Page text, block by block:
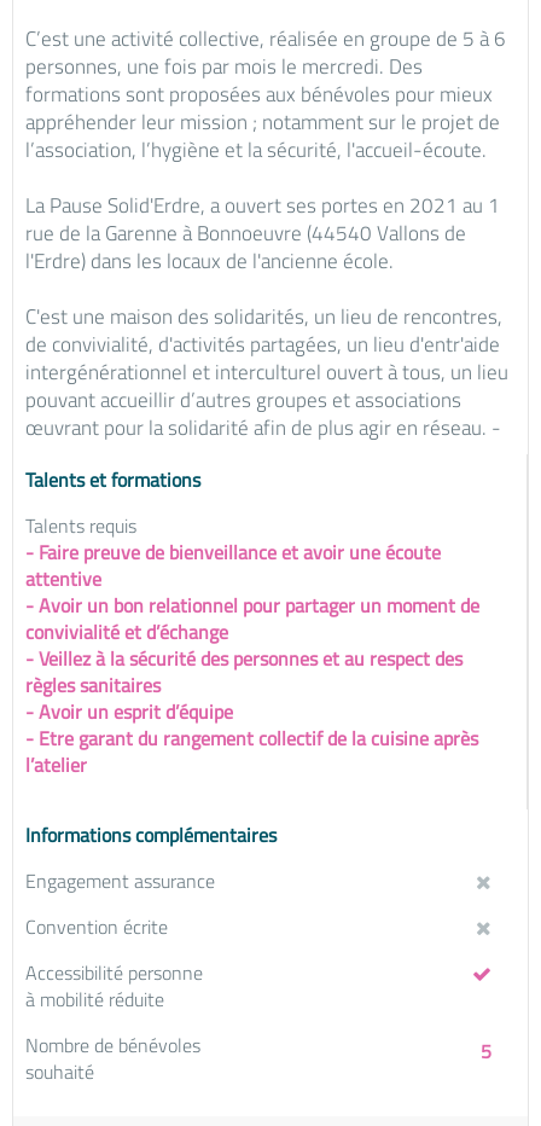
C’est une activité collective, réalisée en groupe de 5 à 6
personnes, une fois par mois le mercredi. Des
formations sont proposées aux bénévoles pour mieux
appréhender leur mission ; notamment sur le projet de
l’association, l’hygiène et la sécurité, l'accueil-écoute.
La Pause Solid'Erdre, a ouvert ses portes en 2021 au 1
rue de la Garenne à Bonnoeuvre (44540 Vallons de
l'Erdre) dans les locaux de l'ancienne école.
C'est une maison des solidarités, un lieu de rencontres,
de convivialité, d'activités partagées, un lieu d'entr'aide
intergénérationnel et interculturel ouvert à tous, un lieu
pouvant accueillir d’autres groupes et associations
œuvrant pour la solidarité afin de plus agir en réseau. -
Talents et formations
Talents requis
- Faire preuve de bienveillance et avoir une écoute
attentive
- Avoir un bon relationnel pour partager un moment de
convivialité et d’échange
- Veillez à la sécurité des personnes et au respect des
règles sanitaires
- Avoir un esprit d’équipe
- Etre garant du rangement collectif de la cuisine après
l’atelier
Informations complémentaires
Engagement assurance
Convention écrite
Accessibilité personne
à mobilité réduite
5
Nombre de bénévoles
souhaité